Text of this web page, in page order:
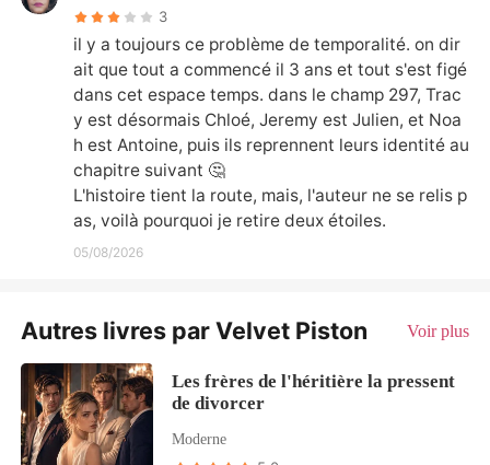
3
il y a toujours ce problème de temporalité. on dir
ait que tout a commencé il 3 ans et tout s'est figé
dans cet espace temps. dans le champ 297, Trac
y est désormais Chloé, Jeremy est Julien, et Noa
h est Antoine, puis ils reprennent leurs identité au
chapitre suivant 🤔
L'histoire tient la route, mais, l'auteur ne se relis p
as, voilà pourquoi je retire deux étoiles.
05/08/2026
Autres livres par Velvet Piston Voir plus
Les frères de l'héritière la pressent
de divorcer
Moderne